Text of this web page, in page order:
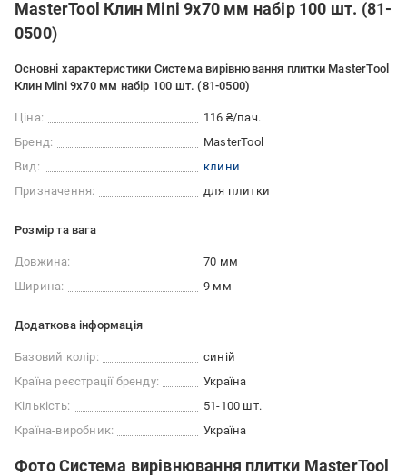
MasterTool Клин Mini 9х70 мм набір 100 шт. (81-
0500)
Основні характеристики Система вирівнювання плитки MasterTool
Клин Mini 9х70 мм набір 100 шт. (81-0500)
Ціна:
116 ₴/пач.
Бренд:
MasterTool
Вид:
клини
Призначення:
для плитки
Розмір та вага
Довжина:
70 мм
Ширина:
9 мм
Додаткова інформація
Базовий колір:
синій
Країна реєстрації бренду:
Україна
Кількість:
51-100 шт.
Країна-виробник:
Україна
Фото Система вирівнювання плитки MasterTool